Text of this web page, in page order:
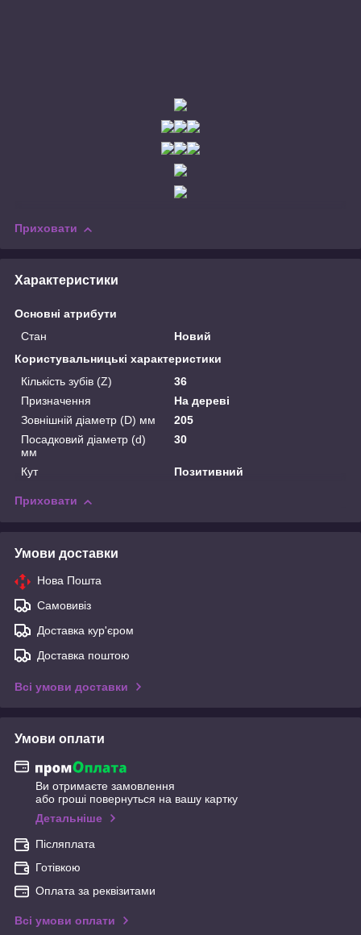
Приховати
Характеристики
Основні атрибути
Стан
Новий
Користувальницькі характеристики
Кількість зубів (Z)
36
Призначення
На дереві
Зовнішній діаметр (D) мм
205
Посадковий діаметр (d)
мм
30
Кут Позитивний
Приховати
Умови доставки
Нова Пошта
Самовивіз
Доставка кур'єром
Доставка поштою
Всі умови доставки
Умови оплати
Ви отримаєте замовлення
або гроші повернуться на вашу картку
Детальніше
Післяплата
Готівкою
Оплата за реквізитами
Всі умови оплати